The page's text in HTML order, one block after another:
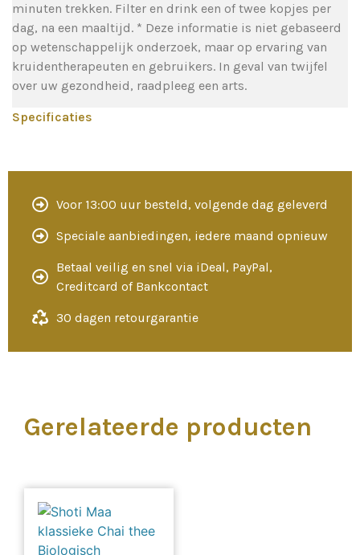
minuten trekken. Filter en drink een of twee kopjes per
dag, na een maaltijd. * Deze informatie is niet gebaseerd
op wetenschappelijk onderzoek, maar op ervaring van
kruidentherapeuten en gebruikers. In geval van twijfel
over uw gezondheid, raadpleeg een arts.
Specificaties
Voor 13:00 uur besteld, volgende dag geleverd
Speciale aanbiedingen, iedere maand opnieuw
Betaal veilig en snel via iDeal, PayPal,
Creditcard of Bankcontact
30 dagen retourgarantie
Gerelateerde producten